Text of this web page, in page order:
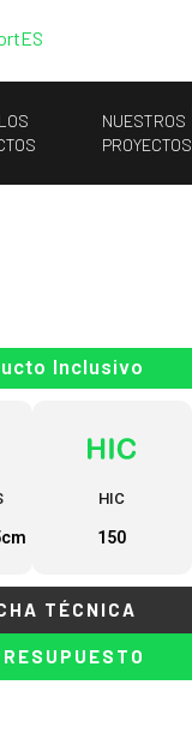
ES
NUESTROS
PROYECTOS
Inclusivo
HIC
150
TÉCNICA